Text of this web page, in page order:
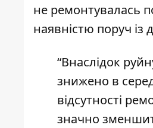
не ремонтувалась
наявністю поруч із
“Внаслідок
знижено в
відсутності
значно